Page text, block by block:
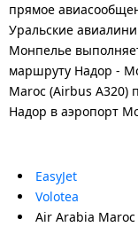
прямое
Уральские
Монпелье
маршруту Надор -
Maroc (Airbus A320)
Надор в аэропорт
EasyJet
Volotea
Air Arabia Maroc